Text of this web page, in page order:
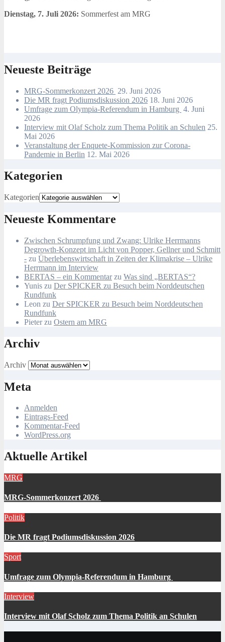
Dienstag, 7. Juli 2026: Sommerfest am MRG
Neueste Beiträge
MRG-Sommerkonzert 2026 29. Juni 2026
Die MR fragt Podiumsdiskussion 2026 18. Juni 2026
Umfrage zum Olympia-Referendum in Hamburg 4. Juni
2026
Interview mit Olaf Scholz zum Thema Politik an Schulen 25.
Mai 2026
Veranstaltung der Enquete-Kommission zur Corona-
Pandemie in Berlin 12. Mai 2026
Kategorien
Kategorien
Neueste Kommentare
Zwischen Schrumpfung und Zwang: Ulrike Herrmanns
Degrowth-Konzept im Licht von Popper, Gellner und Schmitt
- zu Überlebenswirtschaft in Zeiten der Klimakrise – Ulrike
Herrmann im Interview
BERTAS – ein Kommentarzu Was sind „BERTAS“?
Yunis zu Der SPICKER zu Besuch beim Norddeutschen
Rundfunk
Leon zu Der SPICKER zu Besuch beim Norddeutschen
Rundfunk
Pieterzu Ostern am MRG
Archiv
Archiv
Meta
Anmelden
Eintrags-Feed
Kommentar-Feed
WordPress.org
Aktuelle Artikel
MRG
MRG-Sommerkonzert 2026
Politik
Die MR fragt Podiumsdiskussion 2026
Sport
Umfrage zum Olympia-Referendum in Hamburg
Interview
Interview mit Olaf Scholz zum Thema Politik an Schulen